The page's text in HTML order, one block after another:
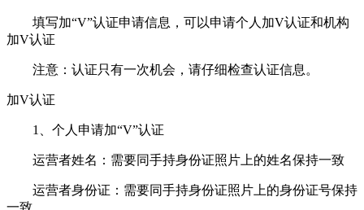
填写加“V”认证申请信息，可以申请个人加V认证和机构
加V认证
注意：认证只有一次机会，请仔细检查认证信息。
加V认证
1、个人申请加“V”认证
运营者姓名：需要同手持身份证照片上的姓名保持一致
运营者身份证：需要同手持身份证照片上的身份证号保持
一致